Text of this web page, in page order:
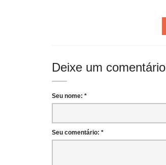
Deixe um comentário
Seu nome: *
Seu comentário: *